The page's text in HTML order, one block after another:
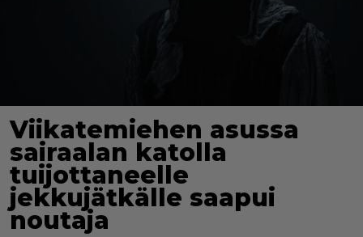
Viikatemiehen asussa
sairaalan katolla
tuijottaneelle
jekkujätkälle saapui
noutaja